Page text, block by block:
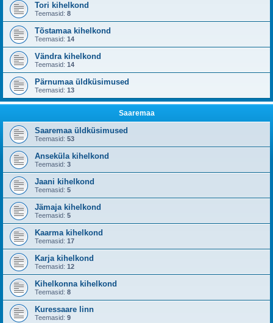
Tori kihelkond
Teemasid: 8
Tõstamaa kihelkond
Teemasid: 14
Vändra kihelkond
Teemasid: 14
Pärnumaa üldküsimused
Teemasid: 13
Saaremaa
Saaremaa üldküsimused
Teemasid: 53
Anseküla kihelkond
Teemasid: 3
Jaani kihelkond
Teemasid: 5
Jämaja kihelkond
Teemasid: 5
Kaarma kihelkond
Teemasid: 17
Karja kihelkond
Teemasid: 12
Kihelkonna kihelkond
Teemasid: 8
Kuressaare linn
Teemasid: 9